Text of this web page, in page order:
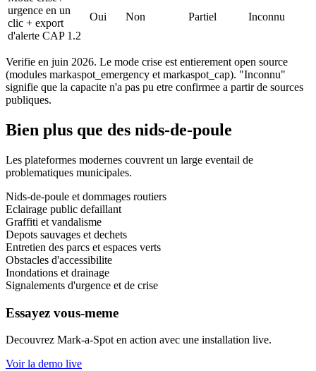
urgence en un
clic + export
d'alerte CAP 1.2
Oui Non Partiel Inconnu
Verifie en juin 2026. Le mode crise est entierement open source
(modules markaspot_emergency et markaspot_cap). "Inconnu"
signifie que la capacite n'a pas pu etre confirmee a partir de sources
publiques.
Bien plus que des nids-de-poule
Les plateformes modernes couvrent un large eventail de
problematiques municipales.
Nids-de-poule et dommages routiers
Eclairage public defaillant
Graffiti et vandalisme
Depots sauvages et dechets
Entretien des parcs et espaces verts
Obstacles d'accessibilite
Inondations et drainage
Signalements d'urgence et de crise
Essayez vous-meme
Decouvrez Mark-a-Spot en action avec une installation live.
Voir la demo live